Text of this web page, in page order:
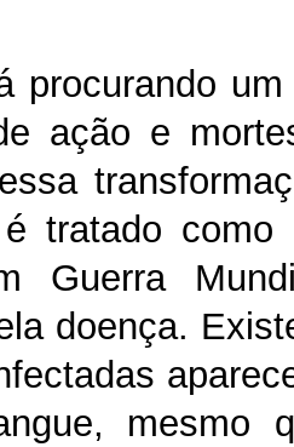
procurando
ação e
tratado como
Guerra
doença.
mesmo